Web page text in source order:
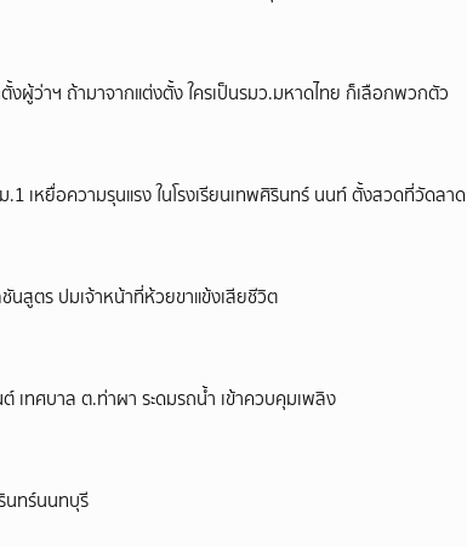
งผู้ว่าฯ ถ้ามาจากแต่งตั้ง ใครเป็นรมว.มหาดไทย ก็เลือกพวกตัว
เหยื่อความรุนแรง ในโรงเรียนเทพศิรินทร์ นนท์ ตั้งสวดที่วัดลาด
สูตร ปมเจ้าหน้าที่ห้วยขาแข้งเสียชีวิต
เทศบาล ต.ท่าผา ระดมรถน้ำ เข้าควบคุมเพลิง
นทร์นนทบุรี